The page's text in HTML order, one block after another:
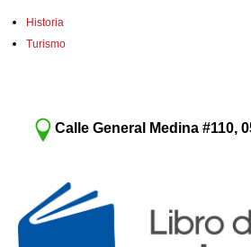
Historia
Turismo
Calle General Medina #110,